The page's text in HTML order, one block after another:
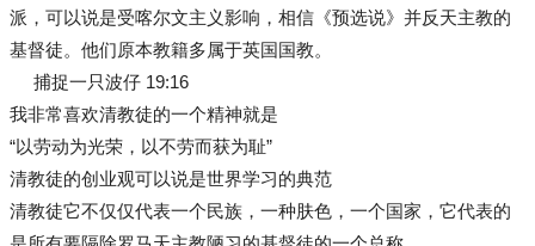
派，可以说是受喀尔文主义影响，相信《预选说》并反天主教的
基督徒。他们原本教籍多属于英国国教。
捕捉一只波仔 19:16
我非常喜欢清教徒的一个精神就是
“以劳动为光荣，以不劳而获为耻”
清教徒的创业观可以说是世界学习的典范
清教徒它不仅仅代表一个民族，一种肤色，一个国家，它代表的